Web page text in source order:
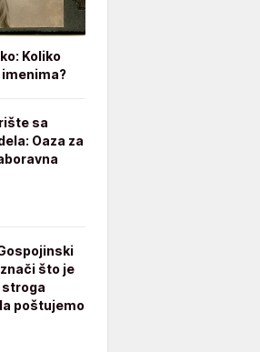
Koliko
sa
Oaza za
što je
stroga
poštujemo